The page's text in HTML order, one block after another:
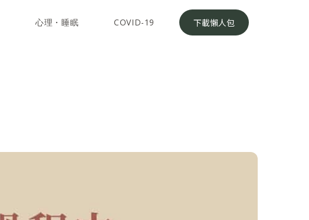
心理・睡眠 COVID-19 下載懶人包